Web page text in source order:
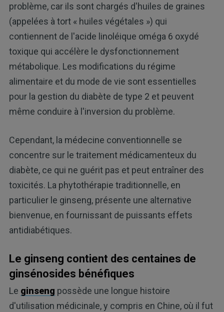
problème, car ils sont chargés d'huiles de graines
(appelées à tort « huiles végétales ») qui
contiennent de l'acide linoléique oméga 6 oxydé
toxique qui accélère le dysfonctionnement
métabolique. Les modifications du régime
alimentaire et du mode de vie sont essentielles
pour la gestion du diabète de type 2 et peuvent
même conduire à l'inversion du problème.
Cependant, la médecine conventionnelle se
concentre sur le traitement médicamenteux du
diabète, ce qui ne guérit pas et peut entraîner des
toxicités. La phytothérapie traditionnelle, en
particulier le ginseng, présente une alternative
bienvenue, en fournissant de puissants effets
antidiabétiques.
Le ginseng contient des centaines de
ginsénosides bénéfiques
Le ginseng possède une longue histoire
d'utilisation médicinale, y compris en Chine, où il fut